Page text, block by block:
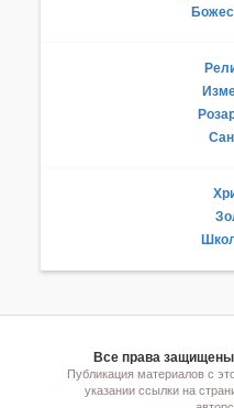
Все права
Публикация материалов с
указании ссылки на